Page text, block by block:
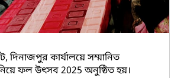
দিনাজপুর কার্যালয়ে সম্মানিত
ফল উৎসব 2025 অনুষ্ঠিত হয়।